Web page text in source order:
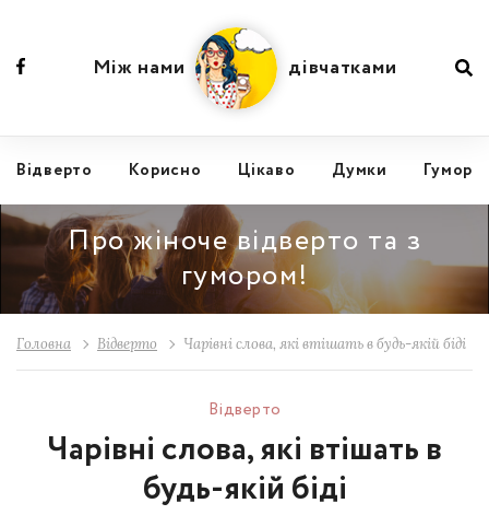
Відвертo Корисно Цікаво Думки Гумор
Між нами дівчатками
Про жіноче відверто та з
гумором!
Головна Відвертo Чарівні слова, які втішать в будь-якій біді
Відвертo
Чарівні слова, які втішать в
будь-якій біді